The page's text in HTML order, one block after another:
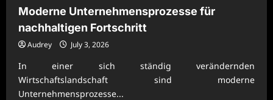
Moderne Unternehmensprozesse für
nachhaltigen Fortschritt
Audrey July 3, 2026
In einer sich ständig verändernden
Wirtschaftslandschaft sind moderne
Unternehmensprozesse...